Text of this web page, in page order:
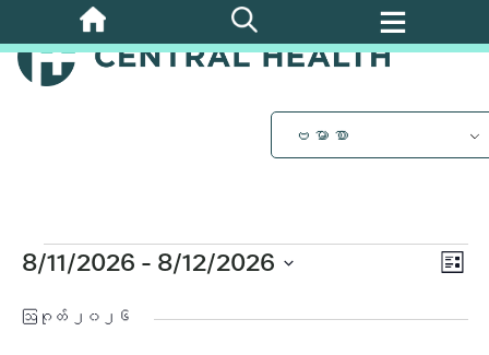
အဓိက
အကြောင်းအရာ
သို့
ဗမာစာ
ဒါနဲ့
ပွဲ
စာရင်
8/11/2026 - 8/12/2026
ကို
ဩဂုတ် ၂၀၂၆